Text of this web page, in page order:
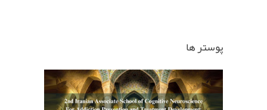
پوستر ها